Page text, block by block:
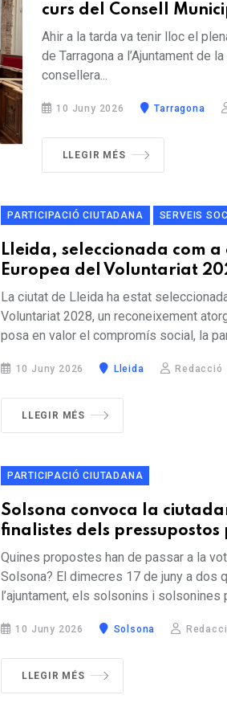
curs del Consell
Ahir a la tarda va tenir lloc el
de Tarragona a l’Ajuntament de
consellera...
10 Juny 2026 Tarragona
LLEGIR MÉS
PARTICIPACIÓ CIUTADANA SERVEIS
Lleida, seleccionada com
Europea del Voluntariat
La ciutat de Lleida ha estat
Voluntariat 2028, un reconeixement
posa en valor el compromís social, la
10 Juny 2026 Lleida Redacció
LLEGIR MÉS
PARTICIPACIÓ CIUTADANA
Solsona convoca la
finalistes dels
Quines propostes han de passar a la
Solsona? El dimecres 17 de juny a dos
l’ajuntament, els solsonins i solsonines
10 Juny 2026 Solsona
LLEGIR MÉS